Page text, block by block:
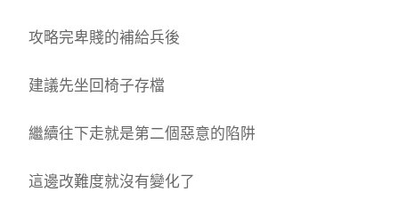
攻略完卑賤的補給兵後
建議先坐回椅子存檔
繼續往下走就是第二個惡意的陷阱
這邊改難度就沒有變化了